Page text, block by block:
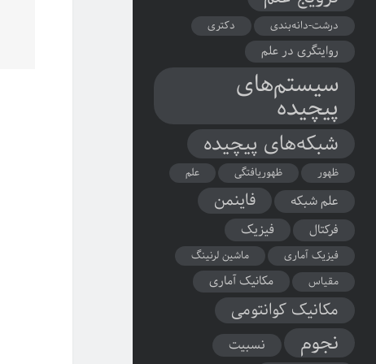
درشت-دانه‌بندی دکتری
روایتگری در علم
سیستم‌های
پیچیده
شبکه‌های پیچیده
ظهور ظهوریافتگی علم
علم شبکه فاینمن
فرکتال فیزیک
فیزیک آماری
ماشین لرنینگ
مقیاس
مکانیک آماری
مکانیک کوانتومی
نجوم نسبیت